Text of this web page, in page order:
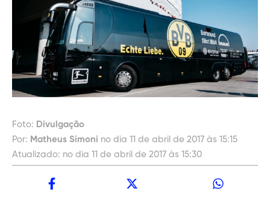
Foto: Divulgação
Por: Matheus Simoni no dia 11 de abril de 2017 às 15:15
Atualizado: no dia 11 de abril de 2017 às 15:30